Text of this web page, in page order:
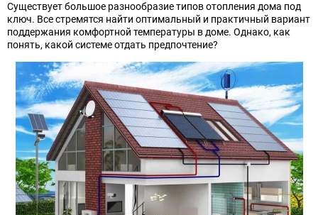
Существует большое разнообразие типов отопления дома под
ключ. Все стремятся найти оптимальный и практичный вариант
поддержания комфортной температуры в доме. Однако, как
понять, какой системе отдать предпочтение?